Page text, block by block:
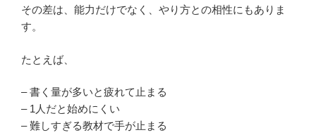
その差は、能力だけでなく、やり方との相性にもありま
す。
たとえば、
– 書く量が多いと疲れて止まる
– 1人だと始めにくい
– 難しすぎる教材で手が止まる